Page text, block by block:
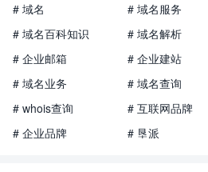
# 域名
# 域名服务
# 域名百科知识
# 域名解析
# 企业邮箱
# 企业建站
# 域名业务
# 域名查询
# whois查询
# 互联网品牌
# 企业品牌
# 垦派